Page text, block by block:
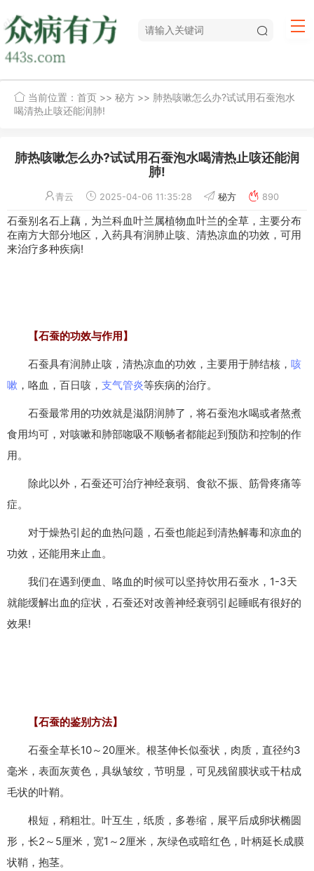
当前位置： 首页 >> 秘方 >> 肺热咳嗽怎么办?试试用石蚕泡水
喝清热止咳还能润肺!
肺热咳嗽怎么办?试试用石蚕泡水喝清热止咳还能润
肺!
青云 2025-04-06 11:35:28 秘方 890
石蚕别名石上藕，为兰科血叶兰属植物血叶兰的全草，主要分布
在南方大部分地区，入药具有润肺止咳、清热凉血的功效，可用
来治疗多种疾病!
【石蚕的功效与作用】
石蚕具有润肺止咳，清热凉血的功效，主要用于肺结核， 咳
嗽 ，咯血，百日咳， 支气管炎等疾病的治疗。
石蚕最常用的功效就是滋阴润肺了，将石蚕泡水喝或者熬煮
食用均可，对咳嗽和肺部唿吸不顺畅者都能起到预防和控制的作
用。
除此以外，石蚕还可治疗神经衰弱、食欲不振、筋骨疼痛等
症。
对于燥热引起的血热问题，石蚕也能起到清热解毒和凉血的
功效，还能用来止血。
我们在遇到便血、咯血的时候可以坚持饮用石蚕水，1-3天
就能缓解出血的症状，石蚕还对改善神经衰弱引起睡眠有很好的
效果!
【石蚕的鉴别方法】
石蚕全草长10～20厘米。根茎伸长似蚕状，肉质，直径约3
毫米，表面灰黄色，具纵皱纹，节明显，可见残留膜状或干枯成
毛状的叶鞘。
根短，稍粗壮。叶互生，纸质，多卷缩，展平后成卵状椭圆
形，长2～5厘米，宽1～2厘米，灰绿色或暗红色，叶柄延长成膜
状鞘，抱茎。